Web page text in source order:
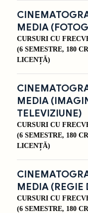
MEDIA
CURSURI CU
(6 SEMESTRE, 180
LICENȚĂ)
MEDIA
TELEVIZIUNE)
CURSURI CU
(6 SEMESTRE, 180
LICENȚĂ)
MEDIA (REGIE
CURSURI CU
(6 SEMESTRE, 180